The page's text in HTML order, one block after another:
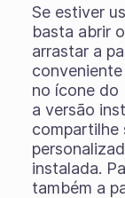
Se estiver
basta abrir
arrastar a
no ícone do
a versão
compartilhe
instalada.
também a